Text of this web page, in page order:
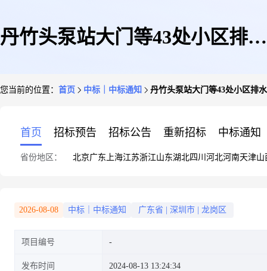
丹竹头泵站大门等43处小区排水
您当前的位置： 首页 中标｜中标通知 丹竹头泵站大门等43处小区排
首页 招标预告 招标公告 重新招标 中标通知
省份地区： 北京广东 上海江苏浙江山东湖北四川 河北河南天津山
2026-08-08 中标｜中标通知 广东省 深圳市 龙岗区
项目编号
发布时间 2024-08-13 13:24:34